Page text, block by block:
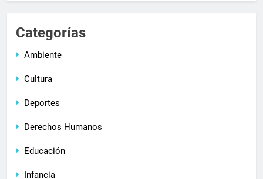
Categorías
Ambiente
Cultura
Deportes
Derechos Humanos
Educación
Infancia